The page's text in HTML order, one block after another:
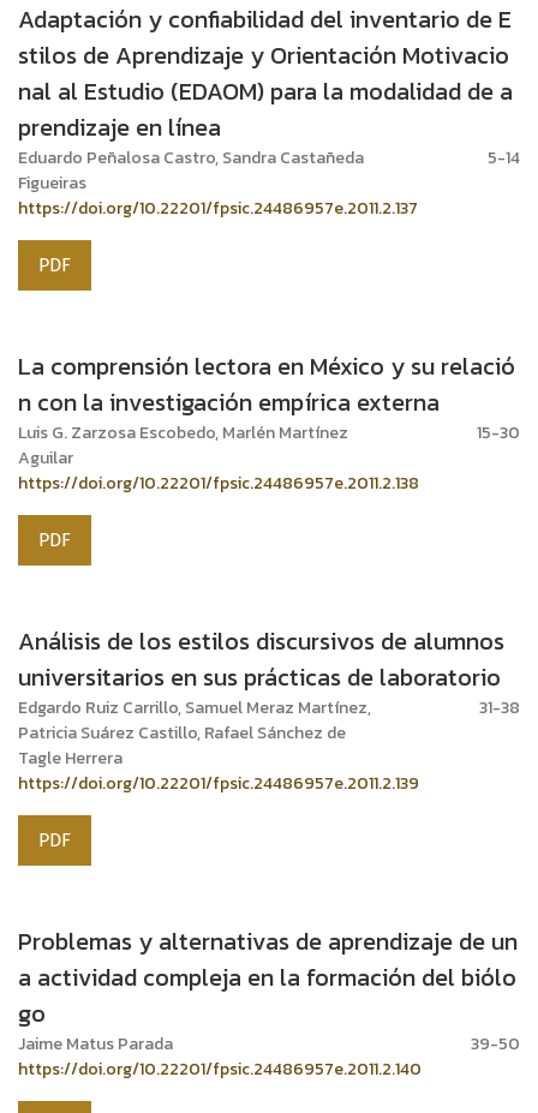
Adaptación y confiabilidad del inventario de E
stilos de Aprendizaje y Orientación Motivacio
nal al Estudio (EDAOM) para la modalidad de a
prendizaje en línea
Eduardo Peñalosa Castro, Sandra Castañeda
Figueiras
5-14
https://doi.org/10.22201/fpsic.24486957e.2011.2.137
PDF
La comprensión lectora en México y su relació
n con la investigación empírica externa
Luis G. Zarzosa Escobedo, Marlén Martínez
Aguilar
15-30
https://doi.org/10.22201/fpsic.24486957e.2011.2.138
PDF
Análisis de los estilos discursivos de alumnos
universitarios en sus prácticas de laboratorio
Edgardo Ruiz Carrillo, Samuel Meraz Martínez,
Patricia Suárez Castillo, Rafael Sánchez de
Tagle Herrera
31-38
https://doi.org/10.22201/fpsic.24486957e.2011.2.139
PDF
Problemas y alternativas de aprendizaje de un
a actividad compleja en la formación del biólo
go
Jaime Matus Parada
39-50
https://doi.org/10.22201/fpsic.24486957e.2011.2.140